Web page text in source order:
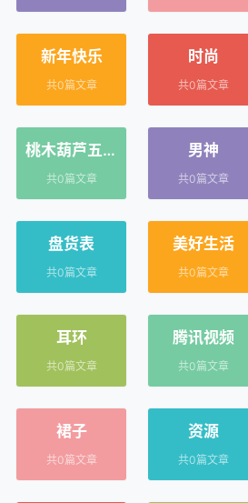
新年快乐
共0篇文章
时尚
共0篇文章
桃木葫芦五帝
钱
共0篇文章
男神
共0篇文章
盘货表
共0篇文章
美好生活
共0篇文章
耳环
共0篇文章
腾讯视频
共0篇文章
裙子
共0篇文章
资源
共0篇文章